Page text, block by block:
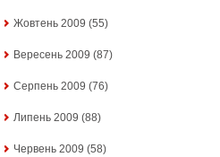
Жовтень 2009 (55)
Вересень 2009 (87)
Серпень 2009 (76)
Липень 2009 (88)
Червень 2009 (58)